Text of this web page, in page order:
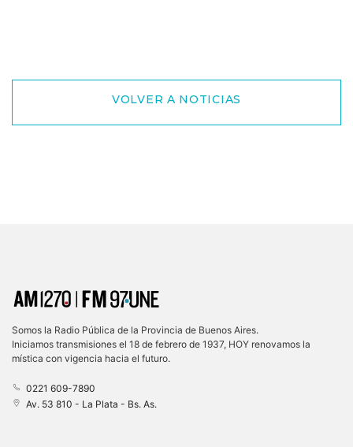
VOLVER A NOTICIAS
Somos la Radio Pública de la Provincia de Buenos Aires.
Iniciamos transmisiones el 18 de febrero de 1937, HOY renovamos la
mística con vigencia hacia el futuro.
0221 609-7890
Av. 53 810 - La Plata - Bs. As.